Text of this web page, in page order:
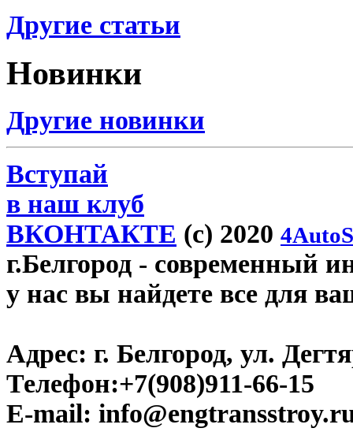
Другие статьи
Новинки
Другие новинки
Вступай
в наш клуб
ВКОНТАКТЕ (c) 2020
г.Белгород - современный
у нас вы найдете все для
Адрес: г. Белгород, ул.
Телефон:+7(908)911-66-15
E-mail: